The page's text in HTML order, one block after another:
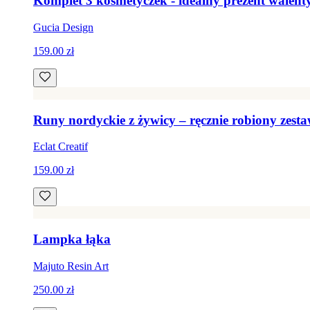
Gucia Design
159.00 zł
Runy nordyckie z żywicy – ręcznie robiony
Eclat Creatif
159.00 zł
Lampka łąka
Majuto Resin Art
250.00 zł